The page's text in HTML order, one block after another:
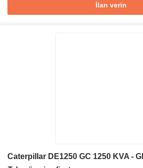
İlan verin